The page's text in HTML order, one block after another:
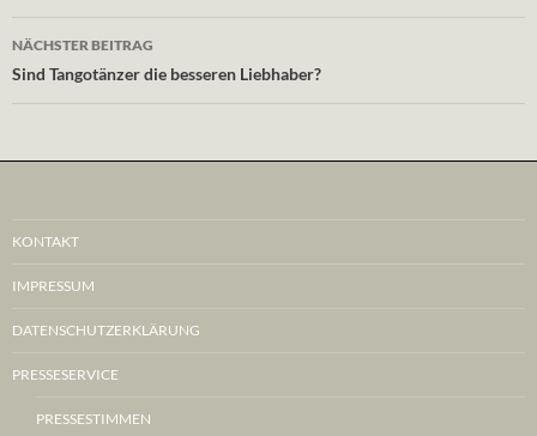
NÄCHSTER BEITRAG
Sind Tangotänzer die besseren Liebhaber?
KONTAKT
IMPRESSUM
DATENSCHUTZERKLÄRUNG
PRESSESERVICE
PRESSESTIMMEN